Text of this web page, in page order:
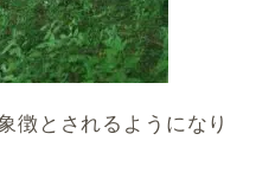
徴とされるようになり